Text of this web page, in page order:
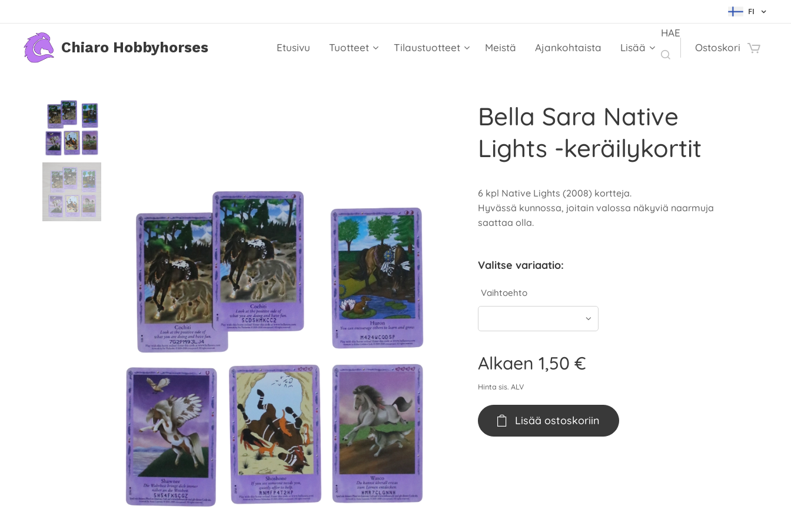
FI
Chiaro Hobbyhorses Etusivu Tuotteet Tilaustuotteet Meistä Ajankohtaista Lisää
HAE
Ostoskori
Bella Sara Native
Lights -keräilykortit
6 kpl Native Lights (2008) kortteja.
Hyvässä kunnossa, joitain valossa näkyviä naarmuja
saattaa olla.
Valitse variaatio:
Vaihtoehto
Alkaen 1,50 €
Hinta sis. ALV
Lisää ostoskoriin